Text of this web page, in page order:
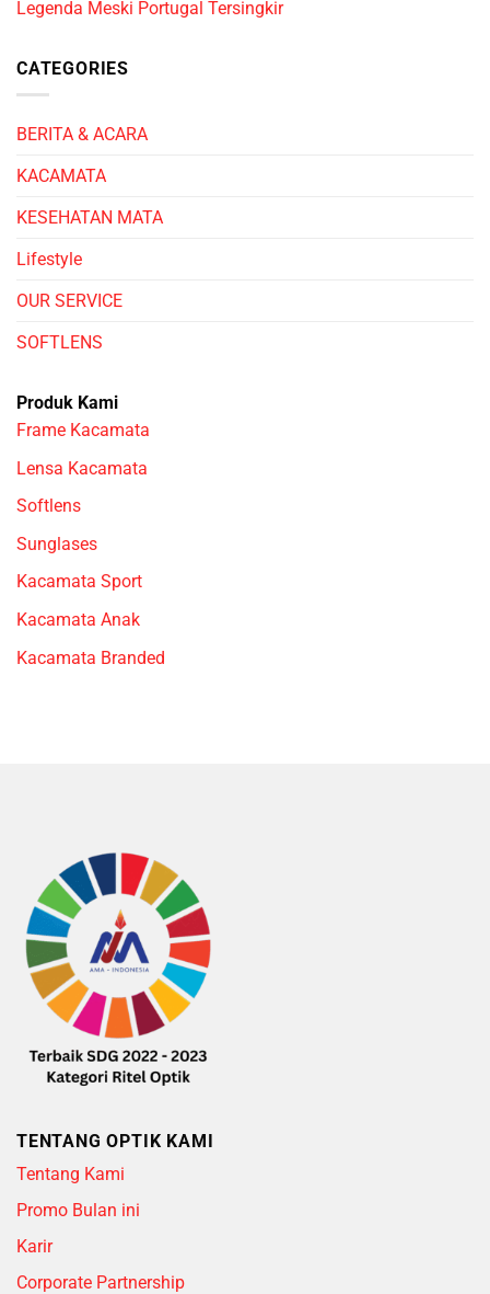
Legenda Meski Portugal Tersingkir
CATEGORIES
BERITA & ACARA
KACAMATA
KESEHATAN MATA
Lifestyle
OUR SERVICE
SOFTLENS
Produk Kami
Frame Kacamata
Lensa Kacamata
Softlens
Sunglases
Kacamata Sport
Kacamata Anak
Kacamata Branded
TENTANG OPTIK KAMI
Tentang Kami
Promo Bulan ini
Karir
Corporate Partnership